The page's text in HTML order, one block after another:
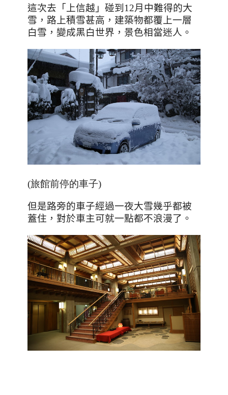
這次去「上信越」碰到 12月中難得的大
雪，路上積雪甚高，建築物都覆上一層
白雪，變成黑白世界，景色相當迷人。
(旅館前停的車子)
但是路旁的車子經過一夜大雪幾乎都被
蓋住，對於車主可就一點都不浪漫了。